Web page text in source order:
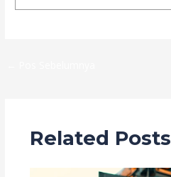
Related Posts